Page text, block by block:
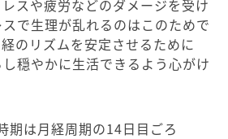
スや疲労などのダメージを受け
で生理が乱れるのはこのためで
のリズムを安定させるために
穏やかに生活できるよう心がけ
期は月経周期の14日目ごろ